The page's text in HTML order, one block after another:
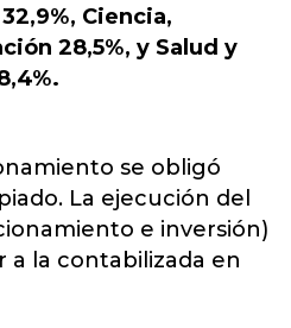
Ciencia,
28,5%, y Salud y
se obligó
La ejecución del
e inversión)
a la contabilizada en